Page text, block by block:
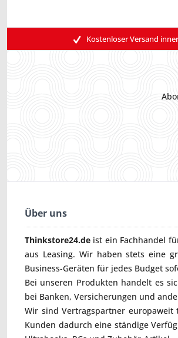
Kostenloser Versand
Über uns
Thinkstore24.de ist ein Fachhandel
aus Leasing. Wir haben stets eine
Business-Geräten für jedes Budget
Bei unseren Produkten handelt es
bei Banken, Versicherungen und
Wir sind Vertragspartner europaweit
Kunden dadurch eine ständige